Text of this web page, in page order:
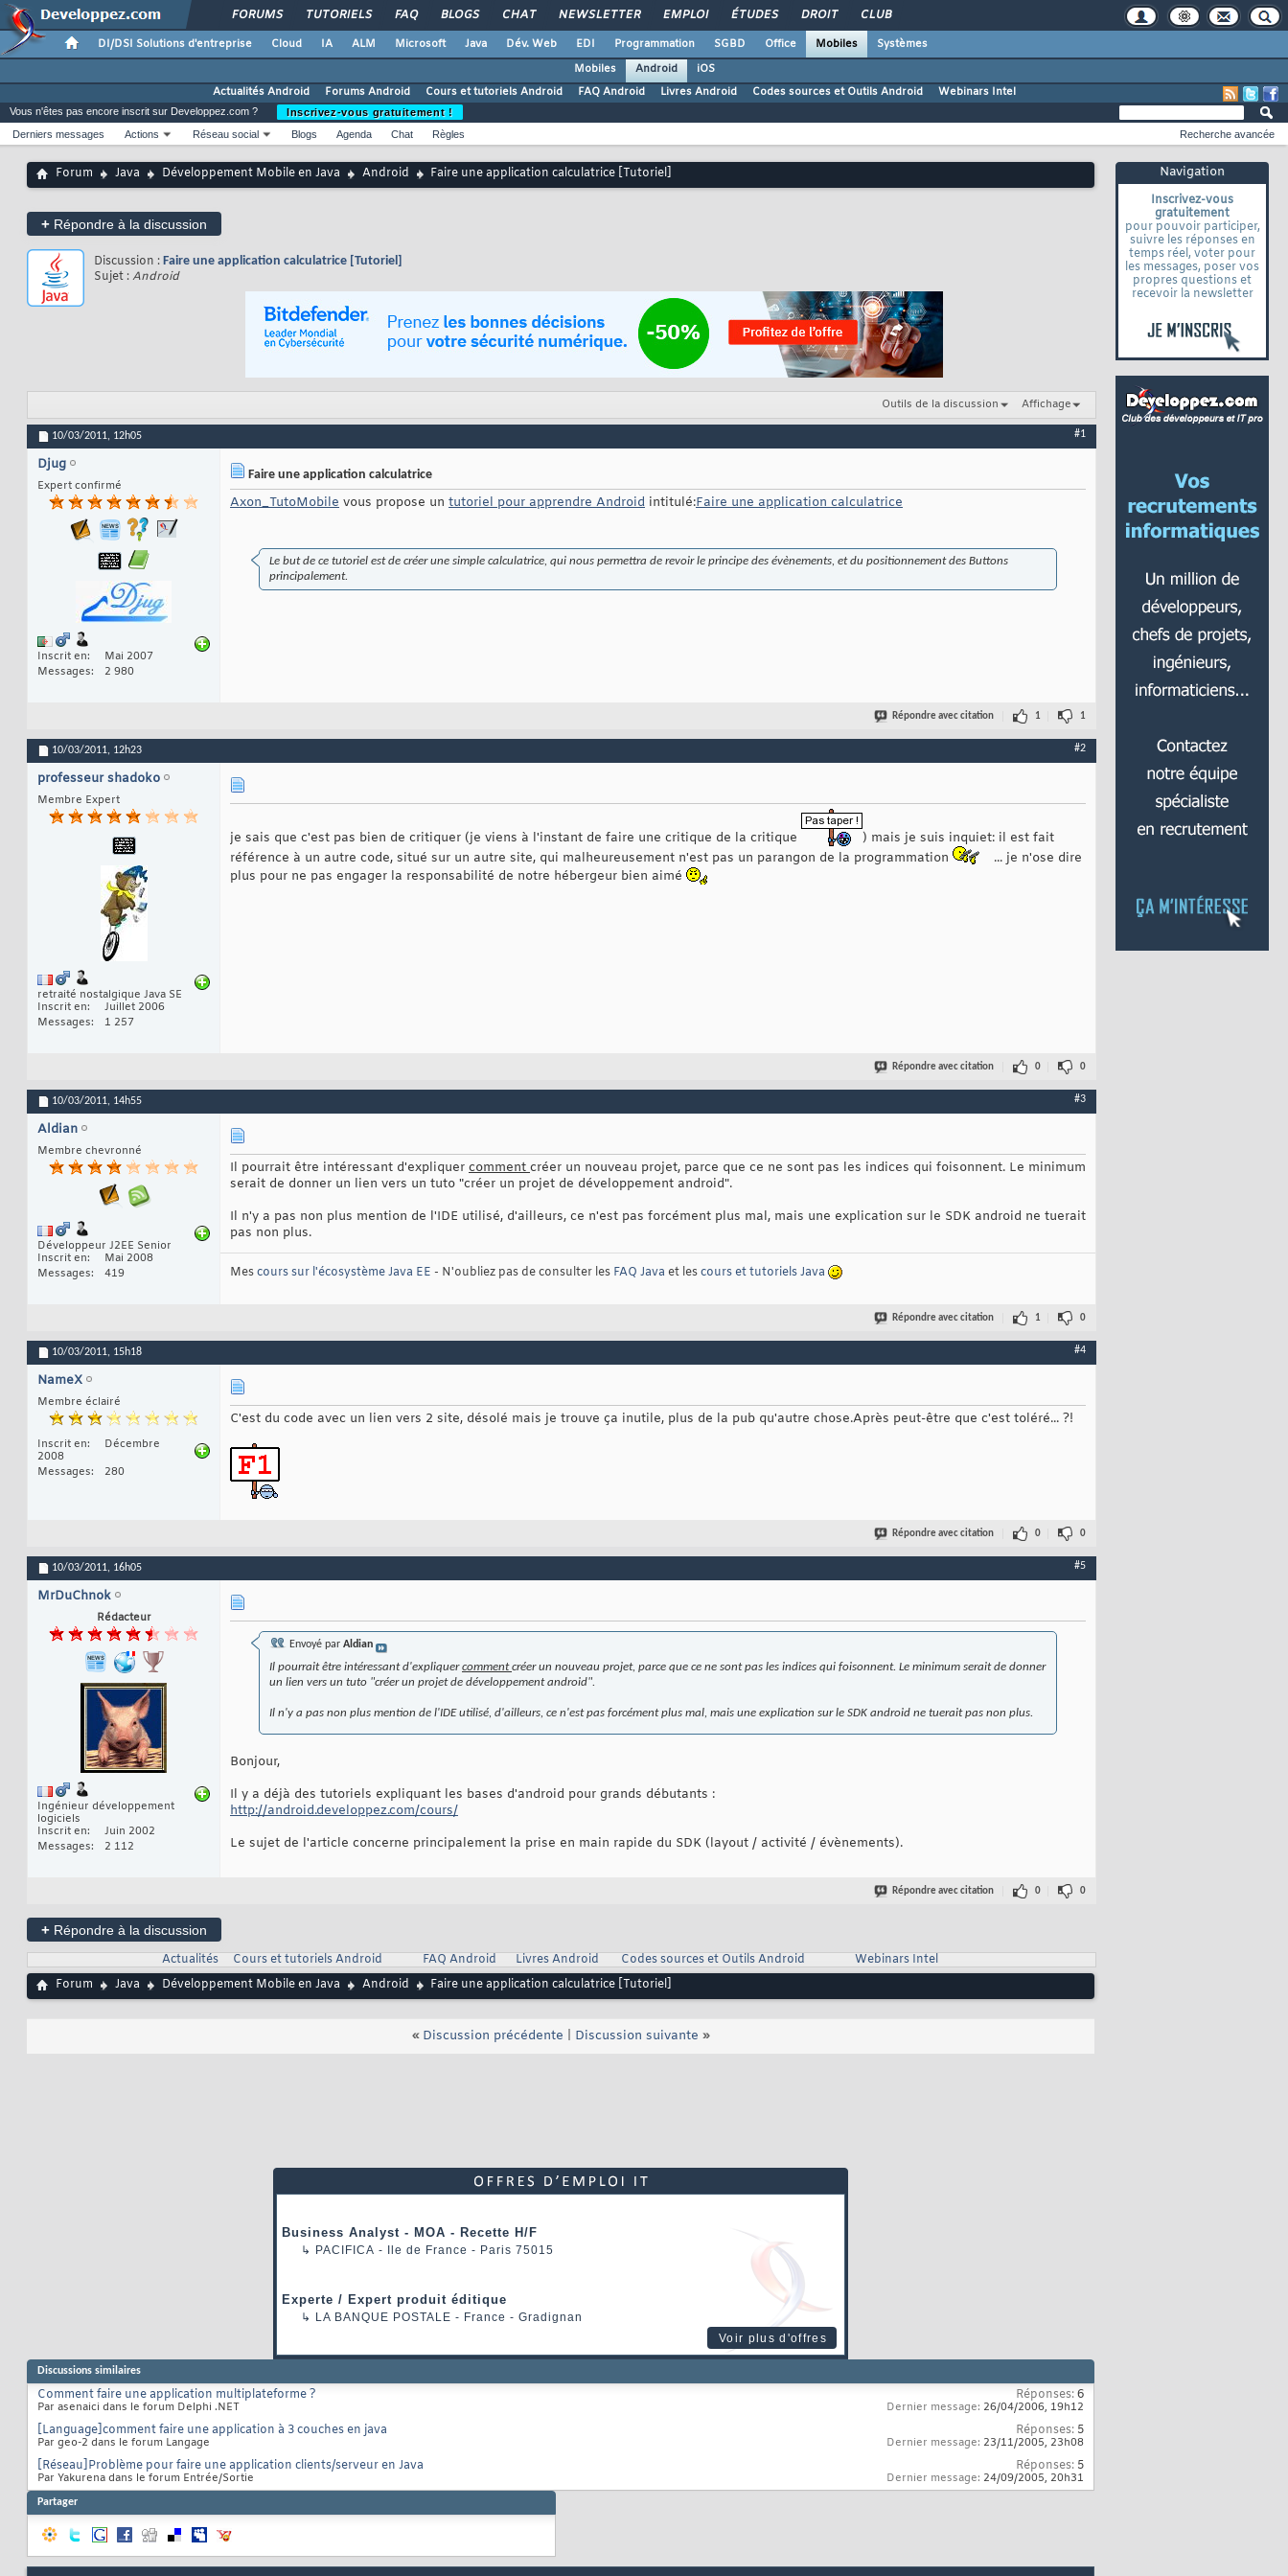
FORUMS TUTORIELS FAQ BLOGS CHAT NEWSLETTER EMPLOI ÉTUDES DROIT CLUB
DI/DSI Solutions d'entreprise Cloud IA ALM Microsoft Java Dév. Web EDI Programmation SGBD Office Mobiles
Systèmes
Mobiles
Android
iOS
Actualités Android
Forums Android Cours et tutoriels Android FAQ Android Livres Android Codes sources et Outils Android Webinars Intel
Navigation
Inscrivez-vous
gratuitement
pour pouvoir participer,
suivre les réponses en
temps réel, voter pour
les messages, poser vos
propres questions et
recevoir la newsletter
Vous n'êtes pas encore inscrit sur Developpez.com ?
Inscrivez-vous gratuitement !
Derniers messages
Actions Réseau social Blogs Agenda Chat Règles Recherche avancée
Forum Java Développement Mobile en Java Android Faire une application calculatrice [Tutoriel]
+ Répondre à la discussion
Discussion : Faire une application calculatrice [Tutoriel]
Sujet :Android
Outils de la discussion Affichage
10/03/2011, 12h05 #1
Djug
Expert confirmé
Inscrit en
Mai 2007
Messages
2 980
Faire une application calculatrice
Axon_TutoMobile vous propose un tutoriel pour apprendre Android intitulé:Faire une application calculatrice
Le but de ce tutoriel est de créer une simple calculatrice, qui nous permettra de revoir le principe des évènements, et du positionnement des Buttons
principalement.
Répondre avec citation 1 1
10/03/2011, 12h23 #2
professeur shadoko
Membre Expert
retraité nostalgique Java SE
Inscrit en
Juillet 2006
Messages
1 257
je sais que c'est pas bien de critiquer (je viens à l'instant de faire une critique de la critique
) mais je suis inquiet: il est fait
référence à un autre code, situé sur un autre site, qui malheureusement n'est pas un parangon de la programmation
... je n'ose dire
plus pour ne pas engager la responsabilité de notre hébergeur bien aimé
Répondre avec citation 0 0
10/03/2011, 14h55 #3
Aldian
Membre chevronné
Développeur J2EE Senior
Inscrit en
Mai 2008
Messages
419
Il pourrait être intéressant d'expliquer comment créer un nouveau projet, parce que ce ne sont pas les indices qui foisonnent. Le minimum
serait de donner un lien vers un tuto "créer un projet de développement android".
Il n'y a pas non plus mention de l'IDE utilisé, d'ailleurs, ce n'est pas forcément plus mal, mais une explication sur le SDK android ne tuerait
pas non plus.
Mescours sur l'écosystème Java EE - N'oubliez pas de consulter les FAQ Java et lescours et tutoriels Java
Répondre avec citation 1 0
10/03/2011, 15h18 #4
NameX
Membre éclairé
Inscrit en
Décembre
2008
Messages
280
C'est du code avec un lien vers 2 site, désolé mais je trouve ça inutile, plus de la pub qu'autre chose.Après peut-être que c'est toléré... ?!
Répondre avec citation 0 0
10/03/2011, 16h05 #5
MrDuChnok
Rédacteur
Ingénieur développement
logiciels
Inscrit en
Juin 2002
Messages
2 112
Envoyé par Aldian
Il pourrait être intéressant d'expliquercommentcréer un nouveau projet, parce que ce ne sont pas les indices qui foisonnent. Le minimum serait de donner
un lien vers un tuto "créer un projet de développement android".
Il n'y a pas non plus mention de l'IDE utilisé, d'ailleurs, ce n'est pas forcément plus mal, mais une explication sur le SDK android ne tuerait pas non plus.
Bonjour,
Il y a déjà des tutoriels expliquant les bases d'android pour grands débutants :
http://android.developpez.com/cours/
Le sujet de l'article concerne principalement la prise en main rapide du SDK (layout / activité / évènements).
Répondre avec citation 0 0
+ Répondre à la discussion
Actualités
Cours et tutoriels Android FAQ Android Livres Android Codes sources et Outils Android
Webinars Intel
Forum
Java Développement Mobile en Java Android Faire une application calculatrice [Tutoriel]
« Discussion précédente Discussion suivante »
Business Analyst - MOA - Recette H/F
↳ PACIFICA - Ile de France - Paris 75015
Experte / Expert produit éditique
↳ LA BANQUE POSTALE - France - Gradignan
Voir plus d'offres
Discussions similaires
Comment faire une application multiplateforme ?
Par asenaici dans le forum Delphi .NET
Réponses:6
Dernier message: 26/04/2006, 19h12
[Language]comment faire une application à 3 couches en java
Par geo-2 dans le forum Langage
Réponses: 5
Dernier message: 23/11/2005, 23h08
[Réseau]Problème pour faire une application clients/serveur en Java
Par Yakurena dans le forum Entrée/Sortie
Réponses: 5
Dernier message: 24/09/2005, 20h31
Partager